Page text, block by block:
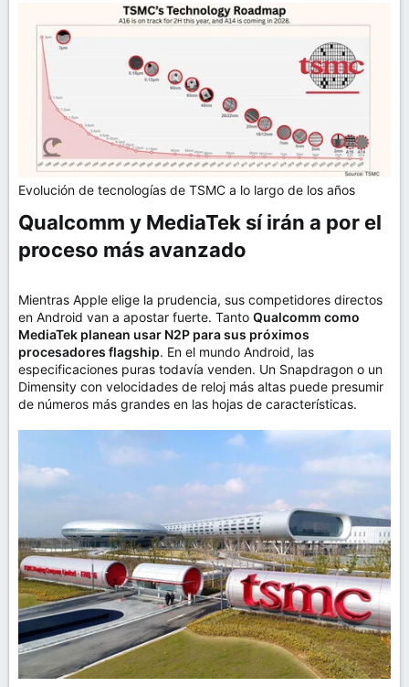
Evolución de tecnologías de TSMC a lo largo de los años
Qualcomm y MediaTek sí irán a por el
proceso más avanzado​
Mientras Apple elige la prudencia, sus competidores directos
en Android van a apostar fuerte. Tanto Qualcomm como
MediaTek planean usar N2P para sus próximos
procesadores flagship. En el mundo Android, las
especificaciones puras todavía venden. Un Snapdragon o un
Dimensity con velocidades de reloj más altas puede presumir
de números más grandes en las hojas de características.